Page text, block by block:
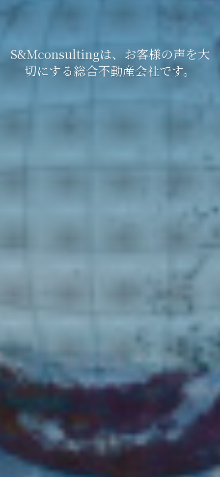
S&Mconsultingは、お客様の声を大
切にする総合不動産会社です。